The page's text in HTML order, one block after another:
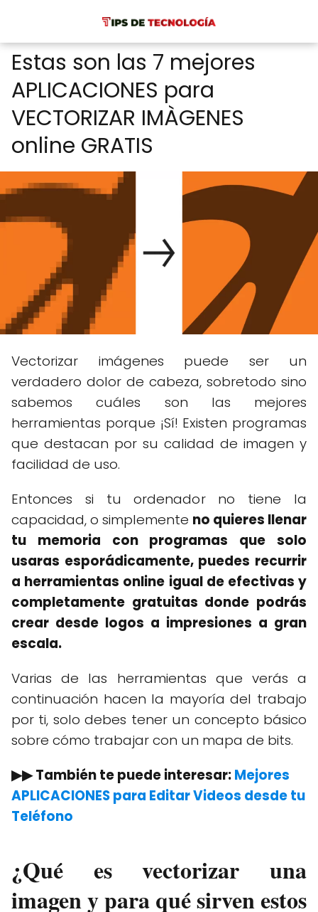
Estas son las 7 mejores
APLICACIONES para
VECTORIZAR IMÀGENES
online GRATIS
Vectorizar imágenes puede ser un
verdadero dolor de cabeza, sobretodo sino
sabemos cuáles son las mejores
herramientas porque ¡Sí! Existen programas
que destacan por su calidad de imagen y
facilidad de uso.
Entonces si tu ordenador no tiene la
capacidad, o simplemente no quieres llenar
tu memoria con programas que solo
usaras esporádicamente, puedes recurrir
a herramientas online igual de efectivas y
completamente gratuitas donde podrás
crear desde logos a impresiones a gran
escala.
Varias de las herramientas que verás a
continuación hacen la mayoría del trabajo
por ti, solo debes tener un concepto básico
sobre cómo trabajar con un mapa de bits.
▶▶ También te puede interesar:Mejores
APLICACIONES para Editar Videos desde tu
Teléfono
¿Qué es vectorizar una
imagen y para qué sirven estos